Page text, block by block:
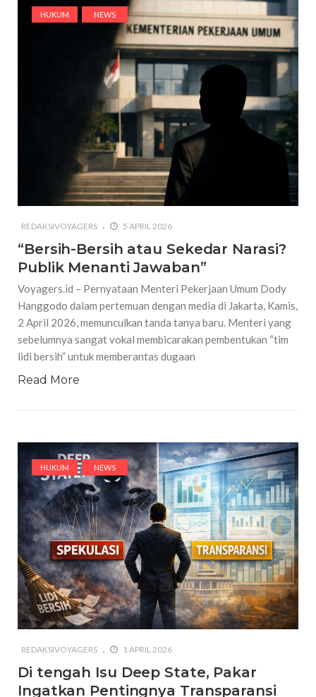
HUKUM NEWS
REDAKSIVOYAGERS 5 APRIL 2026
“Bersih-Bersih atau Sekedar Narasi?
Publik Menanti Jawaban”
Voyagers.id – Pernyataan Menteri Pekerjaan Umum Dody
Hanggodo dalam pertemuan dengan media di Jakarta, Kamis,
2 April 2026, memunculkan tanda tanya baru. Menteri yang
sebelumnya sangat vokal membicarakan pembentukan “tim
lidi bersih” untuk memberantas dugaan
Read More
HUKUM NEWS
REDAKSIVOYAGERS 1 APRIL 2026
Di tengah Isu Deep State, Pakar
Ingatkan Pentingnya Transparansi